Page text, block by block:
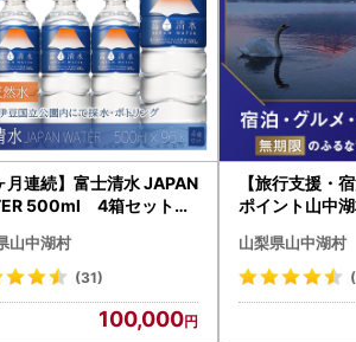
月連続】富士清水 JAPAN
500ml 4箱セット
山中湖村
(31)
100,000
【旅行支援・
ポイント山中
山梨県山中湖村